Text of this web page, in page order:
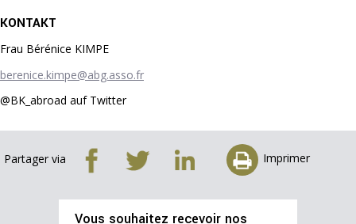
KONTAKT
Frau Bérénice KIMPE
berenice.kimpe@abg.asso.fr
@BK_abroad auf Twitter
Partager via Imprimer
Vous souhaitez recevoir nos